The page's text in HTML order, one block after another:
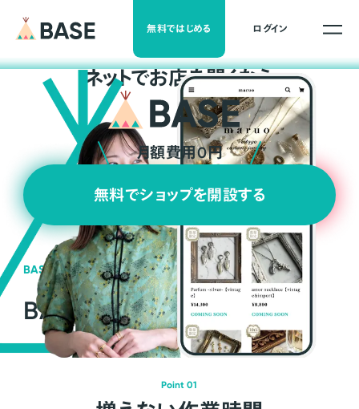
無料ではじめる ログイン
ネットでお店を開くなら
月額費用0円
無料でショップを開設する
BASEの強み
BASEが強い3つの理由
Point 01